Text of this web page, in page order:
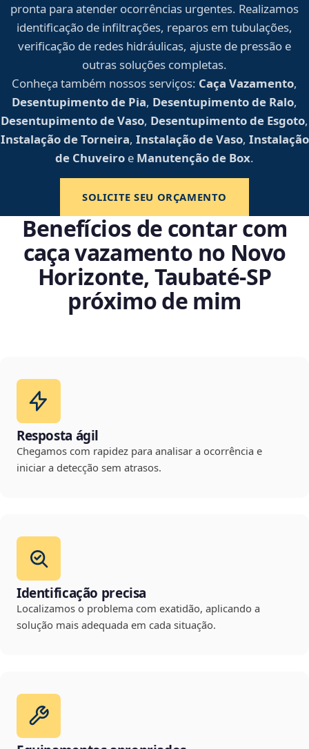
pronta para atender ocorrências urgentes. Realizamos
identificação de infiltrações, reparos em tubulações,
verificação de redes hidráulicas, ajuste de pressão e
outras soluções completas.
Conheça também nossos serviços: Caça Vazamento,
Desentupimento de Pia, Desentupimento de Ralo,
Desentupimento de Vaso, Desentupimento de Esgoto,
Instalação de Torneira, Instalação de Vaso, Instalação
de Chuveiro e Manutenção de Box.
SOLICITE SEU ORÇAMENTO
Benefícios de contar com
caça vazamento no Novo
Horizonte, Taubaté‑SP
próximo de mim
Resposta ágil
Chegamos com rapidez para analisar a ocorrência e
iniciar a detecção sem atrasos.
Identificação precisa
Localizamos o problema com exatidão, aplicando a
solução mais adequada em cada situação.